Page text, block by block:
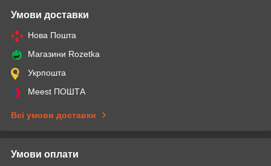
Умови доставки
Нова Пошта
Магазини Rozetka
Укрпошта
Meest ПОШТА
Всі умови доставки
Умови оплати